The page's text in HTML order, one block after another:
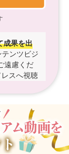
成果を出
テンツビジ
遠慮くだ
スへ視聴
管理いた
の成果を